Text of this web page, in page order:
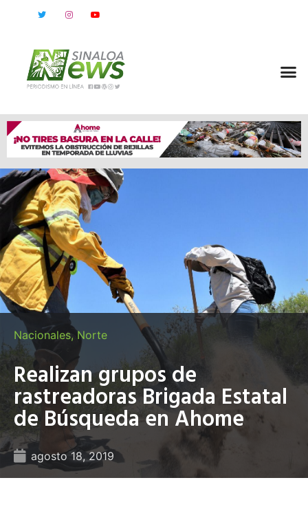
Nacionales,Norte
Realizan grupos de
rastreadoras Brigada Estatal
de Búsqueda en Ahome
agosto 18, 2019